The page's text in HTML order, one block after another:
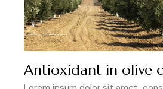
Antioxidant in olive